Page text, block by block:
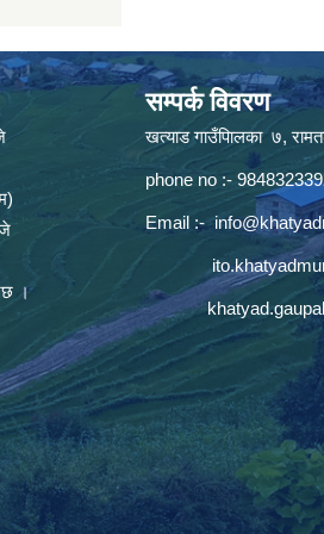
।
सम्पर्क विवरण
खत्याड गाउँपािलका ७,
phone no :-
Email :-